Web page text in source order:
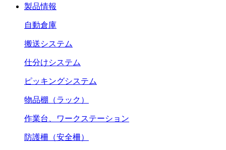
製品情報
自動倉庫
搬送システム
仕分けシステム
ピッキングシステム
物品棚（ラック）
作業台、ワークステーション
防護柵（安全柵）